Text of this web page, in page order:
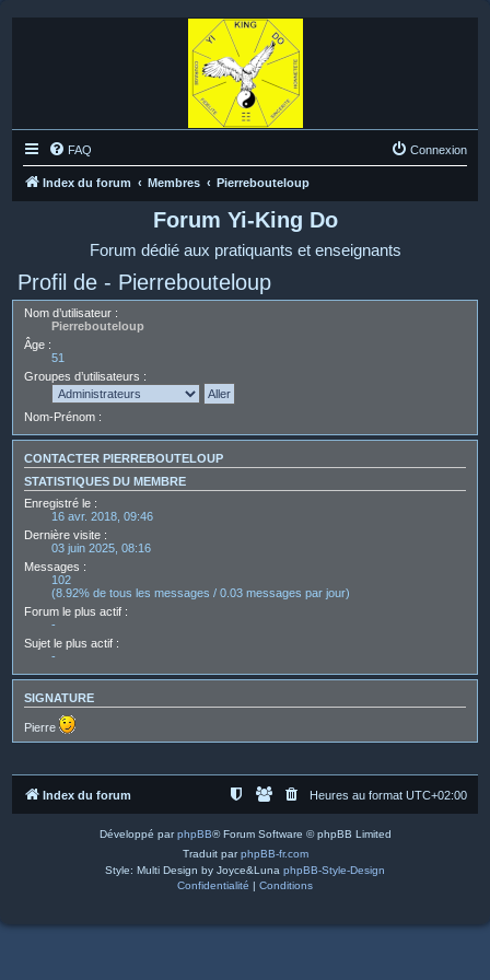
FAQ Connexion
Index du forum Membres Pierrebouteloup
Forum Yi-King Do
Forum dédié aux pratiquants et enseignants
Profil de - Pierrebouteloup
Nom d’utilisateur :
Pierrebouteloup
Âge :
51
Groupes d’utilisateurs :
Nom-Prénom :
CONTACTER PIERREBOUTELOUP
STATISTIQUES DU MEMBRE
Enregistré le :
16 avr. 2018, 09:46
Dernière visite :
03 juin 2025, 08:16
Messages :
102
(8.92% de tous les messages / 0.03 messages par jour)
Forum le plus actif :
-
Sujet le plus actif :
-
SIGNATURE
Pierre
Index du forum Heures au format UTC+02:00
Développé parphpBB® Forum Software © phpBB Limited
Traduit parphpBB-fr.com
Style: Multi Design by Joyce&Luna phpBB-Style-Design
Confidentialité
Conditions